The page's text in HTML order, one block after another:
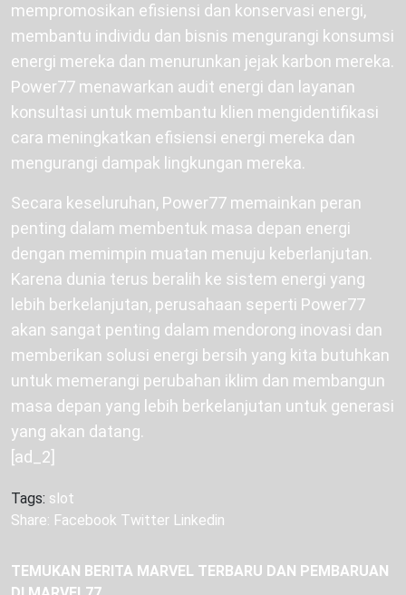
mempromosikan efisiensi dan konservasi energi,
membantu individu dan bisnis mengurangi konsumsi
energi mereka dan menurunkan jejak karbon mereka.
Power77 menawarkan audit energi dan layanan
konsultasi untuk membantu klien mengidentifikasi
cara meningkatkan efisiensi energi mereka dan
mengurangi dampak lingkungan mereka.
Secara keseluruhan, Power77 memainkan peran
penting dalam membentuk masa depan energi
dengan memimpin muatan menuju keberlanjutan.
Karena dunia terus beralih ke sistem energi yang
lebih berkelanjutan, perusahaan seperti Power77
akan sangat penting dalam mendorong inovasi dan
memberikan solusi energi bersih yang kita butuhkan
untuk memerangi perubahan iklim dan membangun
masa depan yang lebih berkelanjutan untuk generasi
yang akan datang.
[ad_2]
Tags: slot
Share: Facebook Twitter Linkedin
TEMUKAN BERITA MARVEL TERBARU DAN PEMBARUAN